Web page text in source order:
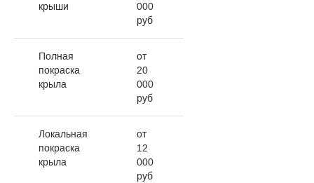
крыши
000
руб
Полная
покраска
крыла
от
20
000
руб
Локальная
покраска
крыла
от
12
000
руб